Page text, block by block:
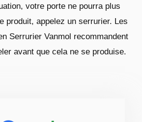
votre porte ne pourra plus
produit, appelez un serrurier. Les
Serrurier Vanmol recommandent
avant que cela ne se produise.